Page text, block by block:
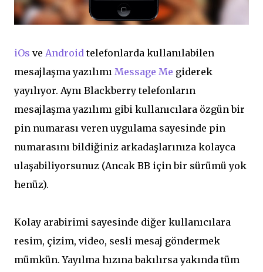
iOs ve Androidtelefonlarda kullanılabilen
mesajlaşma yazılımı Message Me giderek
yayılıyor. Aynı Blackberry telefonların
mesajlaşma yazılımı gibi kullanıcılara özgün bir
pin numarası veren uygulama sayesinde pin
numarasını bildiğiniz arkadaşlarınıza kolayca
ulaşabiliyorsunuz (Ancak BB için bir sürümü yok
henüz).
Kolay arabirimi sayesinde diğer kullanıcılara
resim, çizim, video, sesli mesaj göndermek
mümkün. Yayılma hızına bakılırsa yakında tüm